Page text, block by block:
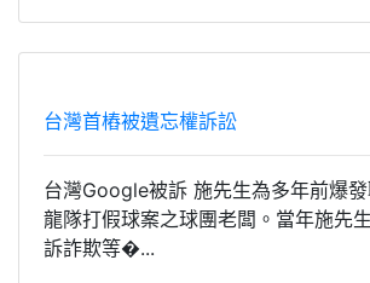
台灣首樁被遺忘權訴訟
台灣Google被訴 施先生為多年前爆
龍隊打假球案之球團老闆。當年施先
訴詐欺等�...